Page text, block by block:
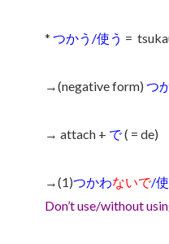
* つかう/使う =
→(negative form) つ
→ attach + で( = de)
→(1)つかわないで/
Don’t use/without